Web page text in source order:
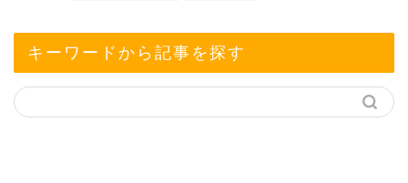
キーワードから記事を探す